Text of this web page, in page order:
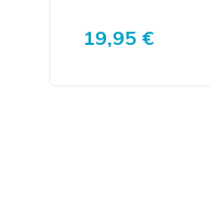
Regulärer
19,95 €